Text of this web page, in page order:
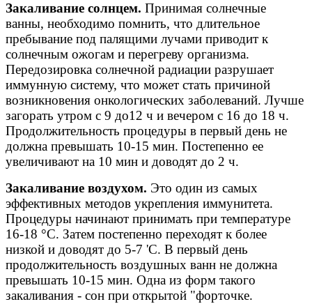
Закаливание солнцем. Принимая солнечные
ванны, необходимо помнить, что длительное
пребывание под палящими лучами приводит к
солнечным ожогам и перегреву организма.
Передозировка солнечной радиации разрушает
иммунную систему, что может стать причиной
возникновения онкологических заболеваний. Лучше
загорать утром с 9 до12 ч и вечером с 16 до 18 ч.
Продолжительность процедуры в первый день не
должна превышать 10-15 мин. Постепенно ее
увеличивают на 10 мин и доводят до 2 ч.
Закаливание воздухом. Это один из самых
эффективных методов укрепления иммунитета.
Процедуры начинают принимать при температуре
16-18 °С. Затем постепенно переходят к более
низкой и доводят до 5-7 'С. В первый день
продолжительность воздушных ванн не должна
превышать 10-15 мин. Одна из форм такого
закаливания - сон при открытой "форточке.